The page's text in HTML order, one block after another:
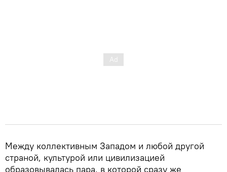
Между коллективным Западом и любой другой
страной, культурой или цивилизацией
образовывалась пара, в которой сразу же